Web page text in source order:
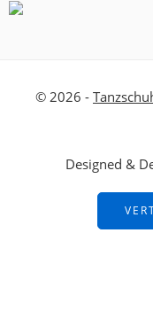
© 2026 -
Designed &